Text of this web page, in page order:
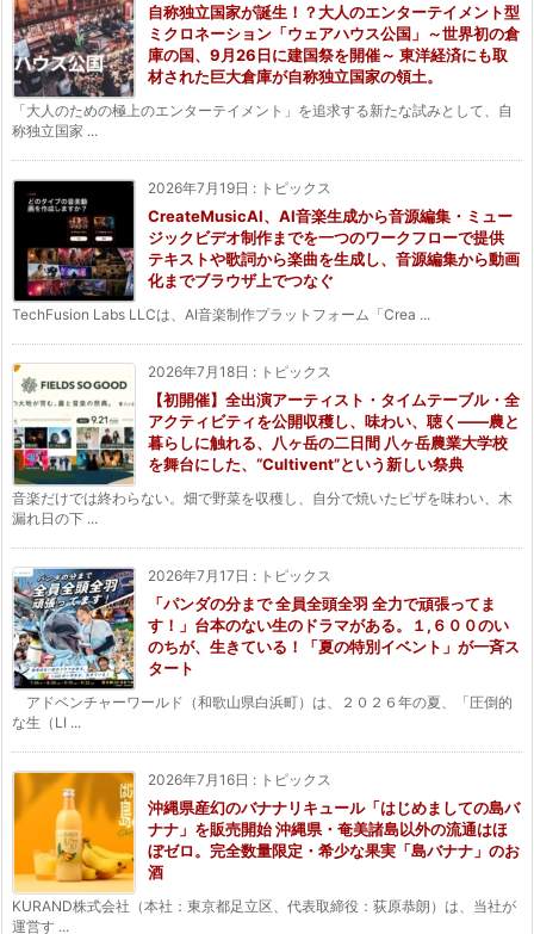
自称独立国家が誕生！？大人のエンターテイメント型
ミクロネーション「ウェアハウス公国」～世界初の倉
庫の国、9月26日に建国祭を開催～ 東洋経済にも取
材された巨大倉庫が自称独立国家の領土。
「大人のための極上のエンターテイメント」を追求する新たな試みとして、自
称独立国家 ...
2026年7月19日 : トピックス
CreateMusicAI、AI音楽生成から音源編集・ミュー
ジックビデオ制作までを一つのワークフローで提供
テキストや歌詞から楽曲を生成し、音源編集から動画
化までブラウザ上でつなぐ
TechFusion Labs LLCは、AI音楽制作プラットフォーム「Crea ...
2026年7月18日 : トピックス
【初開催】全出演アーティスト・タイムテーブル・全
アクティビティを公開収穫し、味わい、聴く——農と
暮らしに触れる、八ヶ岳の二日間 八ヶ岳農業大学校
を舞台にした、“Cultivent”という新しい祭典
音楽だけでは終わらない。畑で野菜を収穫し、自分で焼いたピザを味わい、木
漏れ日の下 ...
2026年7月17日 : トピックス
「パンダの分まで 全員全頭全羽 全力で頑張ってま
す！」台本のない生のドラマがある。１,６００のい
のちが、生きている！「夏の特別イベント」が一斉ス
タート
アドベンチャーワールド（和歌山県白浜町）は、２０２６年の夏、「圧倒的
な生（LI ...
2026年7月16日 : トピックス
沖縄県産幻のバナナリキュール「はじめましての島バ
ナナ」を販売開始 沖縄県・奄美諸島以外の流通はほ
ぼゼロ。完全数量限定・希少な果実「島バナナ」のお
酒
KURAND株式会社（本社：東京都足立区、代表取締役：荻原恭朗）は、当社が
運営す ...